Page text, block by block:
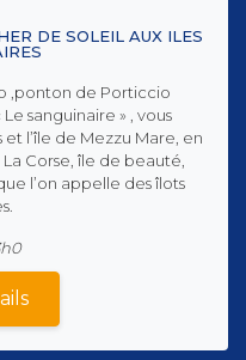
DE SOLEIL AUX ILES
,ponton de Porticcio
sanguinaire » , vous
l’île de Mezzu Mare, en
Corse, île de beauté,
l’on appelle des îlots